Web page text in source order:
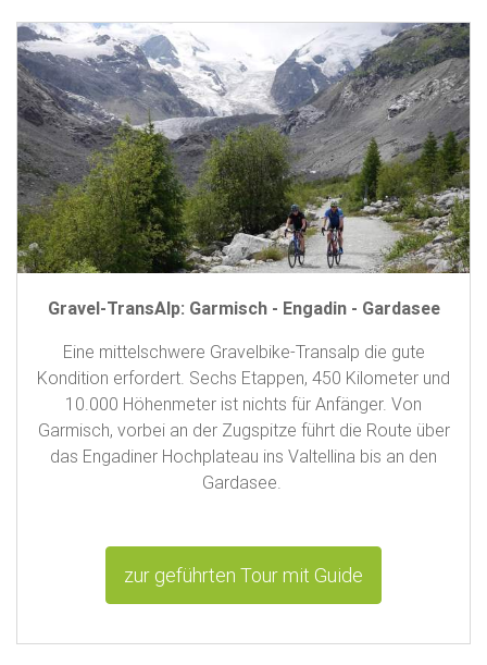
Gravel-TransAlp: Garmisch - Engadin - Gardasee
Eine mittelschwere Gravelbike-Transalp die gute
Kondition erfordert. Sechs Etappen, 450 Kilometer und
10.000 Höhenmeter ist nichts für Anfänger. Von
Garmisch, vorbei an der Zugspitze führt die Route über
das Engadiner Hochplateau ins Valtellina bis an den
Gardasee.
zur geführten Tour mit Guide